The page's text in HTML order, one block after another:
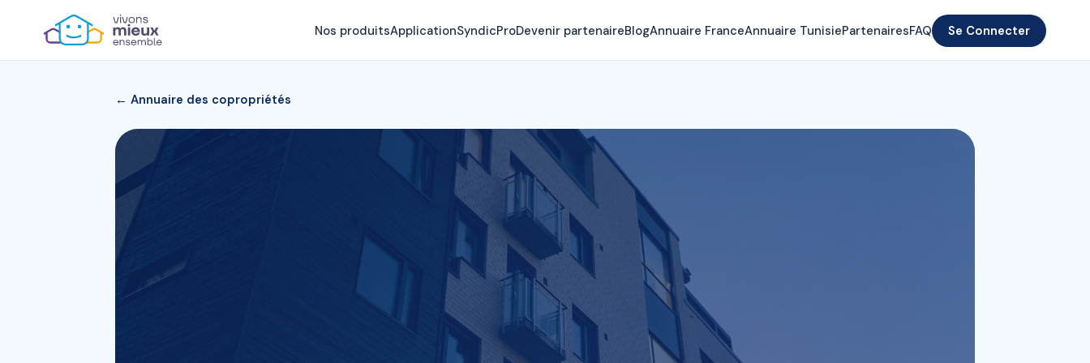
Nos produitsApplicationSyndicProDevenir partenaireBlogAnnuaire FranceAnnuaire TunisiePartenairesFAQ Se Connecter
← Annuaire des copropriétés